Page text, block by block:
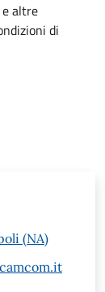
altre
di
(NA)